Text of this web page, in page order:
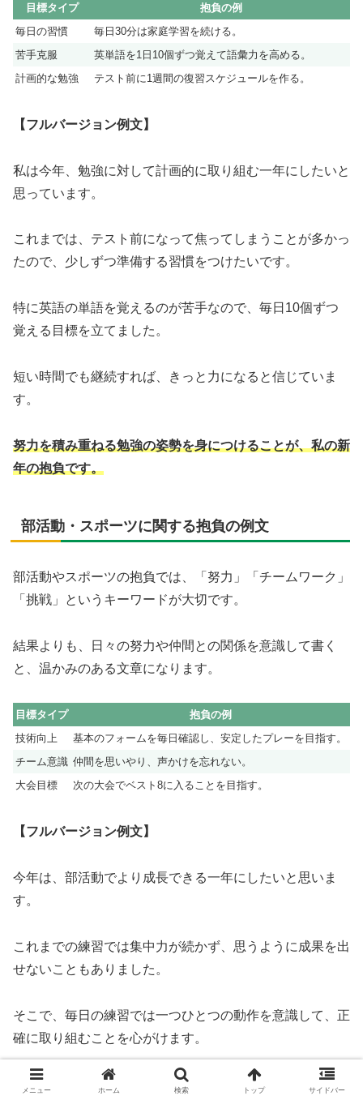
目標タイプ
抱負の例
毎日の習慣
毎日30分は家庭学習を続ける。
苦手克服
英単語を1日10個ずつ覚えて語彙力を高める。
計画的な勉強
テスト前に1週間の復習スケジュールを作る。
【フルバージョン例文】
私は今年、勉強に対して計画的に取り組む一年にしたいと
思っています。
これまでは、テスト前になって焦ってしまうことが多かっ
たので、少しずつ準備する習慣をつけたいです。
特に英語の単語を覚えるのが苦手なので、毎日10個ずつ
覚える目標を立てました。
短い時間でも継続すれば、きっと力になると信じていま
す。
努力を積み重ねる勉強の姿勢を身につけることが、私の新
年の抱負です。
部活動・スポーツに関する抱負の例文
部活動やスポーツの抱負では、「努力」「チームワーク」
「挑戦」というキーワードが大切です。
結果よりも、日々の努力や仲間との関係を意識して書く
と、温かみのある文章になります。
目標タイプ
抱負の例
技術向上
基本のフォームを毎日確認し、安定したプレーを目指す。
チーム意識 仲間を思いやり、声かけを忘れない。
大会目標
次の大会でベスト8に入ることを目指す。
【フルバージョン例文】
今年は、部活動でより成長できる一年にしたいと思いま
す。
これまでの練習では集中力が続かず、思うように成果を出
せないこともありました。
そこで、毎日の練習では一つひとつの動作を意識して、正
確に取り組むことを心がけます。
また、仲間と協力して声をかけ合い、チーム全体で目標を
メニュー ホーム 検索 トップ サイドバー